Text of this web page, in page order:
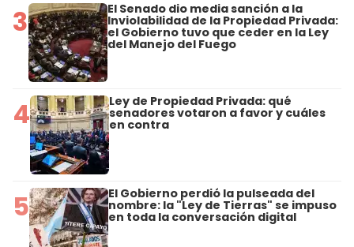
3 El Senado dio media sanción a la
Inviolabilidad de la Propiedad Privada:
el Gobierno tuvo que ceder en la Ley
del Manejo del Fuego
4 Ley de Propiedad Privada: qué
senadores votaron a favor y cuáles
en contra
5 El Gobierno perdió la pulseada del
nombre: la "Ley de Tierras" se impuso
en toda la conversación digital